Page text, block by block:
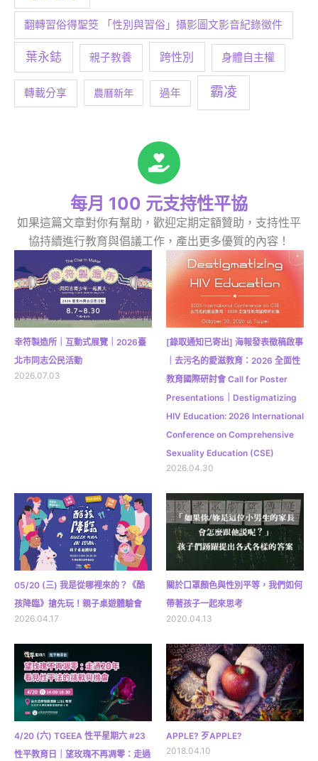
翻轉習俗得聖筊 「性別與習俗」攝影圖文影音紀錄徵件
葉永鋕 親子教養 跨性別 身體自主權
轉載分享 農曆新年 過年 霸凌
每月 100 元支持性平協
如果這篇文章對你有幫助，歡迎定期定額贊助，支持性平
協持續進行教育與倡議工作，產出更多優質的內容！
幸符製造所｜互動式展覽｜2026臺
北市同志公民活動
2026.07.03
[錄取通知已寄出] 海報發表徵稿啟事
｜去污名的愛滋教育：2026 全面性
教育國際研討會 Call for Poster
Presentations｜Destigmatizing
HIV Education: 2026 International
Conference on Comprehensive
Sexuality Education (CSE)
2026.04.30
05/20 (三) 我是從哪裡來的？《酷
孩降臨》搶先玩！親子桌遊體驗會
2026.04.17
關於口罩顏色與性別平等，我們如何
帶著孩子一起來思考
2020.04.13
4/20 (六) TGEEA 性平星期六 #23
性平教育日｜望玫瑰不再凋零：走過
APPLE? 歹APPLE?
2018.04.10